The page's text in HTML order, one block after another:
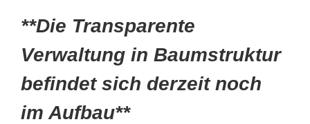
**Die Transparente
Verwaltung in Baumstruktur
befindet sich derzeit noch
im Aufbau**